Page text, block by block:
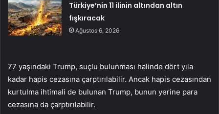
Türkiye’nin 11 ilinin altından altın
fışkıracak
Ağustos 6, 2026
77 yaşındaki Trump, suçlu bulunması halinde dört yıla
kadar hapis cezasına çarptırılabilir. Ancak hapis cezasından
kurtulma ihtimali de bulunan Trump, bunun yerine para
cezasına da çarptırılabilir.